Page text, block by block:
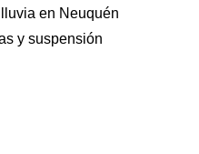
en Neuquén
y suspensión